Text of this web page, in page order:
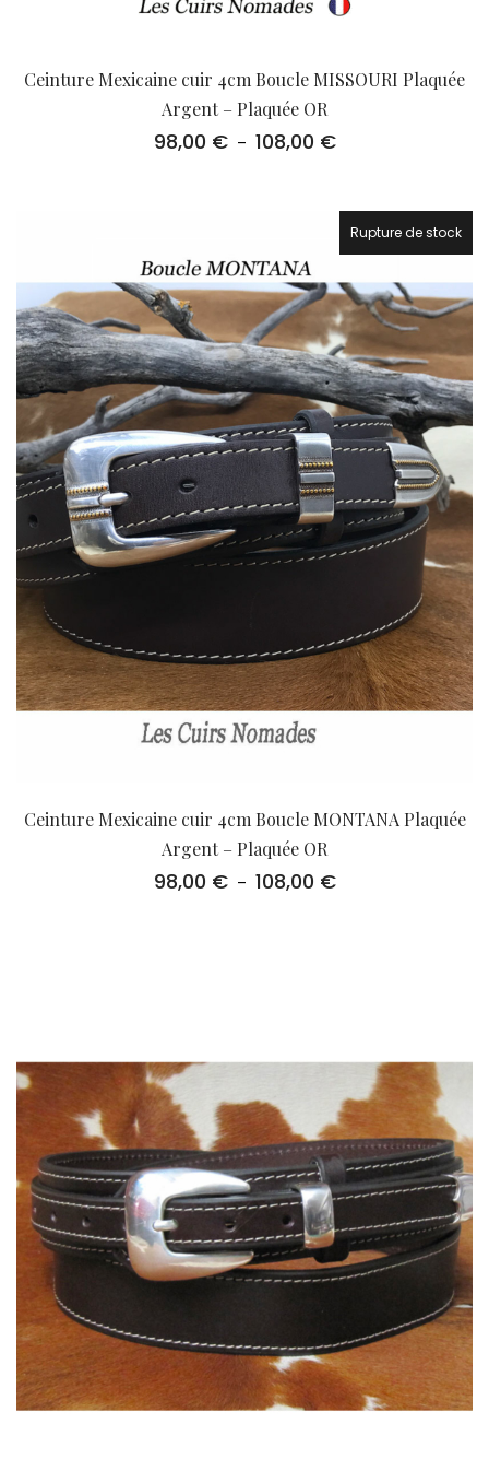
Ceinture Mexicaine cuir 4cm Boucle MISSOURI Plaquée
Argent – Plaquée OR
98,00 € – 108,00 €Plage
98,00 €
108,00 €
Rupture de stock
Ceinture Mexicaine cuir 4cm Boucle MONTANA Plaquée
Argent – Plaquée OR
98,00 € – 108,00 €Plage